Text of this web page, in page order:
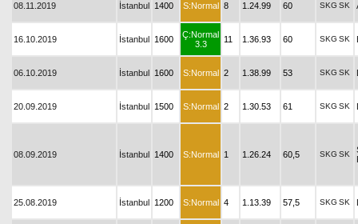
08.11.2019 İstanbul 1400 S:Normal 8 1.24.99 60 SKG SK
16.10.2019 İstanbul 1600
Ç:Normal
3.3
11 1.36.93 60 SKG SK
06.10.2019 İstanbul 1600 S:Normal 2 1.38.99 53 SKG SK
20.09.2019 İstanbul 1500 S:Normal 2 1.30.53 61 SKG SK
08.09.2019 İstanbul 1400 S:Normal 1 1.26.24 60,5 SKG SK
25.08.2019 İstanbul 1200 S:Normal 4 1.13.39 57,5 SKG SK